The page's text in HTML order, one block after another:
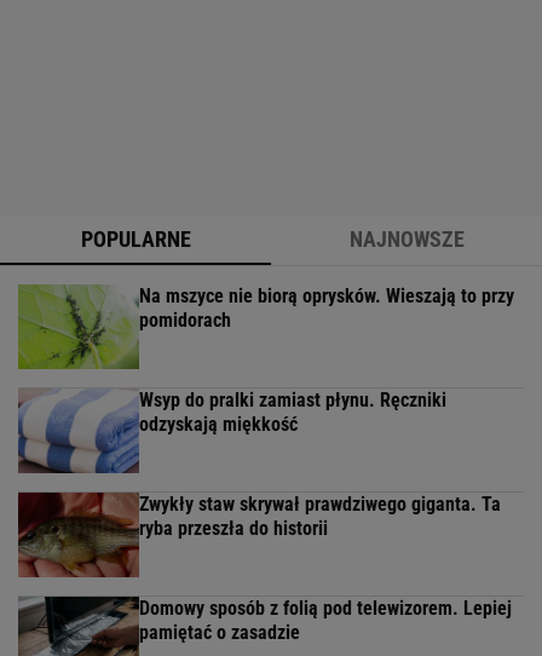
POPULARNE NAJNOWSZE
Na mszyce nie biorą oprysków. Wieszają to przy
pomidorach
Wsyp do pralki zamiast płynu. Ręczniki
odzyskają miękkość
Zwykły staw skrywał prawdziwego giganta. Ta
ryba przeszła do historii
Domowy sposób z folią pod telewizorem. Lepiej
pamiętać o zasadzie